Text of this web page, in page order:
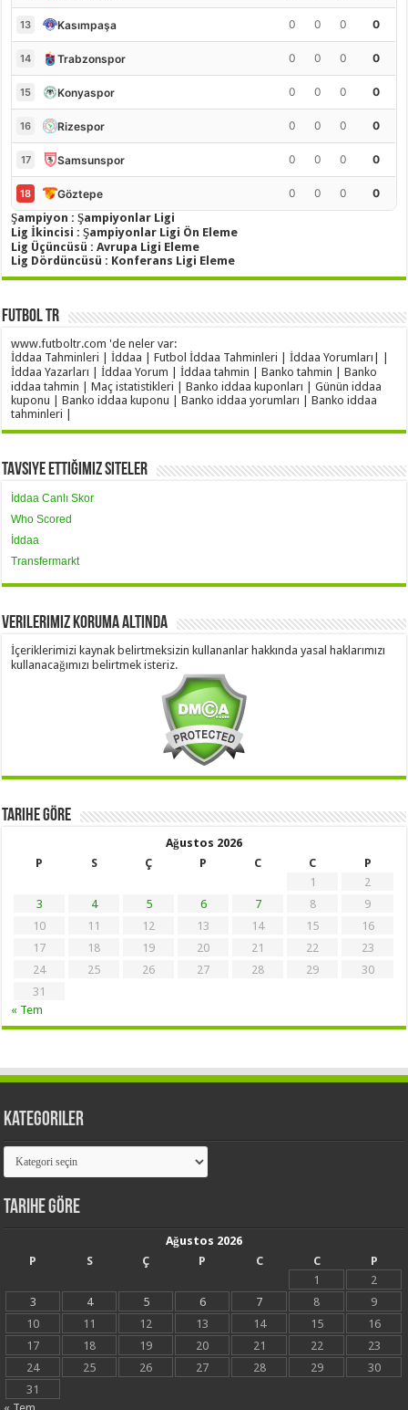
13 Kasımpaşa 0 0 0 0
14 Trabzonspor 0 0 0 0
15 Konyaspor 0 0 0 0
16 Rizespor 0 0 0 0
17 Samsunspor 0 0 0 0
18 Göztepe 0 0 0
0
Şampiyon : Şampiyonlar Ligi
Lig İkincisi : Şampiyonlar Ligi Ön Eleme
Lig Üçüncüsü : Avrupa Ligi Eleme
Lig Dördüncüsü : Konferans Ligi Eleme
Futbol TR
www.futboltr.com 'de neler var:
İddaa Tahminleri | İddaa | Futbol İddaa Tahminleri | İddaa Yorumları| |
İddaa Yazarları | İddaa Yorum | İddaa tahmin | Banko tahmin | Banko
iddaa tahmin | Maç istatistikleri | Banko iddaa kuponları | Günün iddaa
kuponu | Banko iddaa kuponu | Banko iddaa yorumları | Banko iddaa
tahminleri |
Tavsiye Ettiğimiz Siteler
İddaa Canlı Skor
Who Scored
İddaa
Transfermarkt
Verilerimiz Koruma Altında
İçeriklerimizi kaynak belirtmeksizin kullananlar hakkında yasal haklarımızı
kullanacağımızı belirtmek isteriz.
Tarihe Göre
Ağustos 2026
P
S Ç P C C
P
1
2
3
4 5 6 7 8
9
10
11 12 13 14 15
16
17
18 19 20 21 22
23
24
25 26 27 28 29
30
31
« Tem
Kategoriler
Kategoriler
Tarihe Göre
Ağustos 2026
P
S Ç P C C
P
1
2
3
4 5 6 7 8
9
10
11 12 13 14 15
16
17
18 19 20 21 22
23
24
25 26 27 28 29
30
31